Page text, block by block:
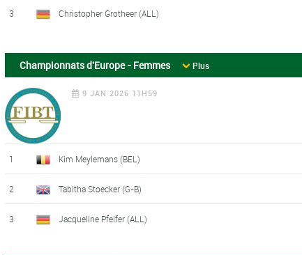
3 Christopher Grotheer (ALL)
Championnats d'Europe - Femmes Plus
9 JAN 2026 11H59
1 Kim Meylemans (BEL)
2 Tabitha Stoecker (G-B)
3 Jacqueline Pfeifer (ALL)